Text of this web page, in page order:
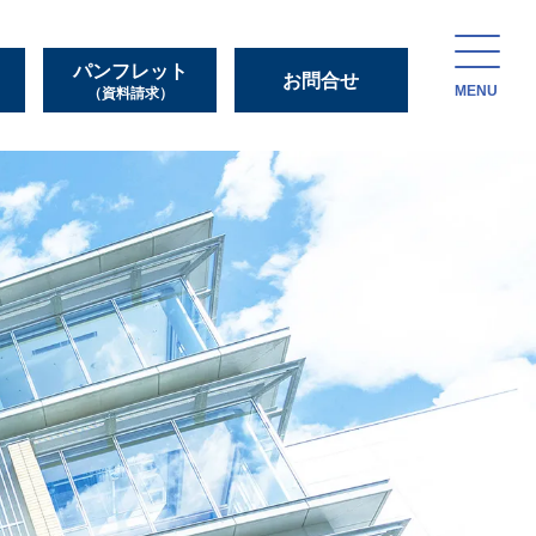
パンフレット
（資料請求）
お問合せ
MENU